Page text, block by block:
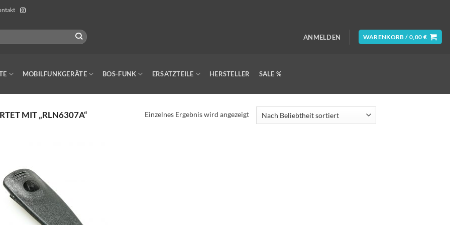
ANMELDEN WARENKORB / 0,00 €
MOBILFUNKGERÄTE BOS-FUNK ERSATZTEILE HERSTELLER SALE %
MIT „RLN6307A“ Einzelnes Ergebnis wird angezeigt